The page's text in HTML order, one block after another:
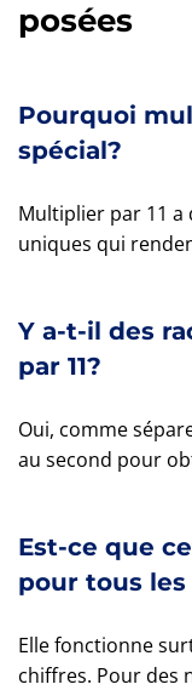
posées
Pourquoi
spécial?
Multiplier par 11 a
uniques qui
Y a-t-il des
par 11?
Oui, comme
au second pour
Est-ce que
pour tous
Elle fonctionne
chiffres. Pour des